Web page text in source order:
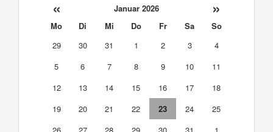
« Januar 2026 »
Mo Di Mi Do Fr Sa
So
29
30 31 1 2 3
4
5
6 7 8 9 10
11
12
13 14 15 16 17
18
19
20 21 22 23 24
25